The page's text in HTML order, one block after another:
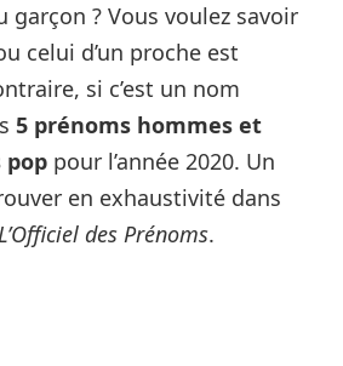
? Vous voulez savoir
celui d’un proche est
si c’est un nom
5 prénoms hommes et
pop pour l’année 2020. Un
en exhaustivité dans
des Prénoms.